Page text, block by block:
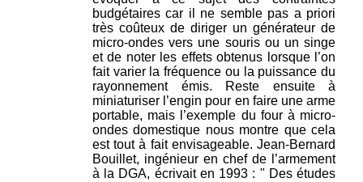
budgétaires car il ne semble pas a priori
très coûteux de diriger un générateur de
micro-ondes vers une souris ou un singe
et de noter les effets obtenus lorsque l’on
fait varier la fréquence ou la puissance du
rayonnement émis. Reste ensuite à
miniaturiser l’engin pour en faire une arme
portable, mais l’exemple du four à micro-
ondes domestique nous montre que cela
est tout à fait envisageable. Jean-Bernard
Bouillet, ingénieur en chef de l’armement
à la DGA, écrivait en 1993 : " Des études